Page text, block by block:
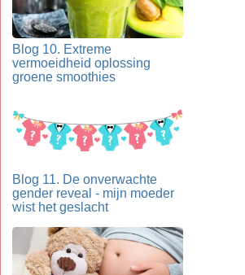
Blog 10. Extreme
vermoeidheid oplossing
groene smoothies
Blog 11. De onverwachte
gender reveal - mijn moeder
wist het geslacht